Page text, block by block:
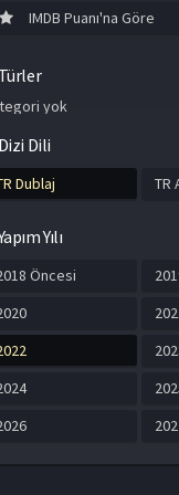
IMDB Puanı'na Göre
yok
Dili
Dublaj TR
Yılı
Öncesi